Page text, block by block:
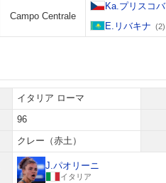
Campo Centrale
Ka.プリスコバ
E.リバキナ (2)
イタリア ローマ
96
クレー（赤土）
J.パオリーニ
イタリア